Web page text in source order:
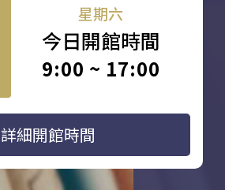
星期六
今日開館時間
9:00 ~ 17:00
詳細開館時間